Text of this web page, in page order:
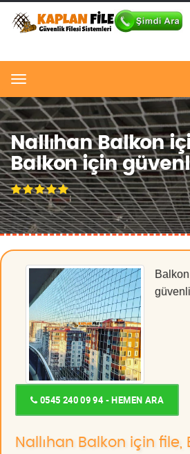
Menu
Nallıhan Balkon
Balkon için
0545 240 09 94 - HEMEN ARA
Nallıhan Balkon için file,